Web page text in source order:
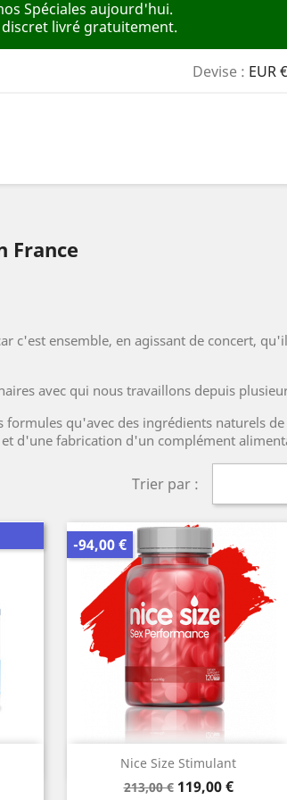
Devise : EUR €
France
c'est ensemble, en agissant de concert,
avec qui nous travaillons depuis
qu'avec des ingrédients naturels
d'une fabrication d'un complément
Trier par :
Nice Size Stimulant
Prix
213,00 € Prix
119,00 €
-94,00 €
Aperçu rapide